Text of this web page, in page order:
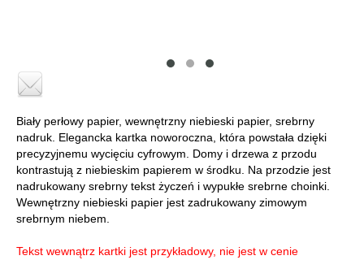
Biały perłowy papier, wewnętrzny niebieski papier, srebrny
nadruk. Elegancka kartka noworoczna, która powstała dzięki
precyzyjnemu wycięciu cyfrowym. Domy i drzewa z przodu
kontrastują z niebieskim papierem w środku. Na przodzie jest
nadrukowany srebrny tekst życzeń i wypukłe srebrne choinki.
Wewnętrzny niebieski papier jest zadrukowany zimowym
srebrnym niebem.
Tekst wewnątrz kartki jest przykładowy, nie jest w cenie